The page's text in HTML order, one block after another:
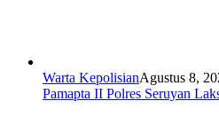
Warta KepolisianAgustus 8,
Pamapta II Polres Seruyan